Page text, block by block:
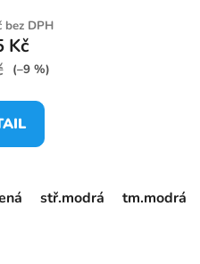
bez DPH
Kč
(–9 %)
stř.modrá tm.modrá